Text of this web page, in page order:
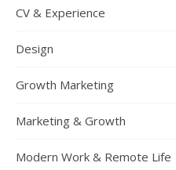
CV & Experience
Design
Growth Marketing
Marketing & Growth
Modern Work & Remote Life